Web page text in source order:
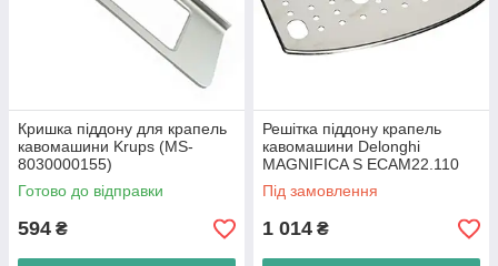
Кришка піддону для крапель
кавомашини Krups (MS-
8030000155)
Готово до відправки
594 ₴
Решітка піддону крапель
кавомашини Delonghi
MAGNIFICA S ECAM22.110
(6013216191) Оригінал
Під замовлення
1 014 ₴